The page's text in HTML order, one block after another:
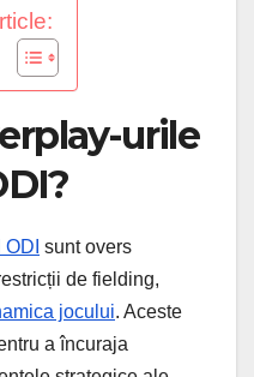
urile
sunt overs
de fielding,
jocului. Aceste
a încuraja